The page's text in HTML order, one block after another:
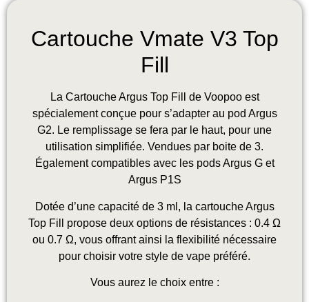
Cartouche Vmate V3 Top
Fill
La Cartouche Argus Top Fill de Voopoo est
spécialement conçue pour s’adapter au pod Argus
G2. Le remplissage se fera par le haut, pour une
utilisation simplifiée. Vendues par boite de 3.
Également compatibles avec les pods Argus G et
Argus P1S
Dotée d’une capacité de 3 ml, la cartouche Argus
Top Fill propose deux options de résistances : 0.4 Ω
ou 0.7 Ω, vous offrant ainsi la flexibilité nécessaire
pour choisir votre style de vape préféré.
Vous aurez le choix entre :